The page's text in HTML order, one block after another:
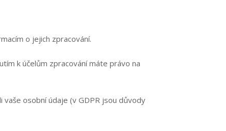
o jejich zpracování.
k účelům zpracování máte právo na
osobní údaje (v GDPR jsou důvody